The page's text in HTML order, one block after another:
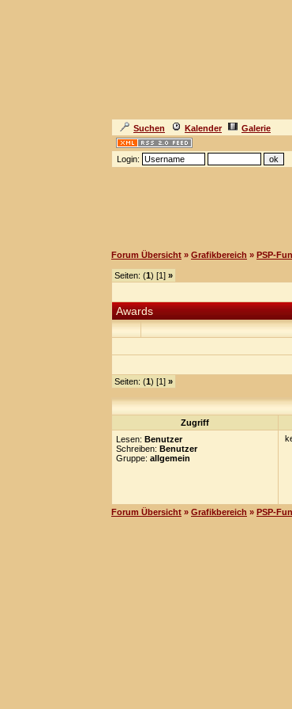
Suchen Kalender Galerie
Login:
Forum Übersicht » Grafikbereich » PSP-Fun
Seiten: (1) [1] »
Awards
Seiten: (1) [1] »
Zugriff
Lesen: Benutzer
Schreiben: Benutzer
Gruppe: allgemein
Forum Übersicht » Grafikbereich » PSP-Fun